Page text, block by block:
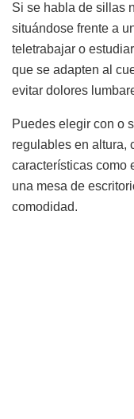
Si se habla de sillas
situándose frente a
teletrabajar o
que se adapten al
evitar dolores
Puedes elegir con o
regulables en altura,
características como
una mesa de
comodidad.